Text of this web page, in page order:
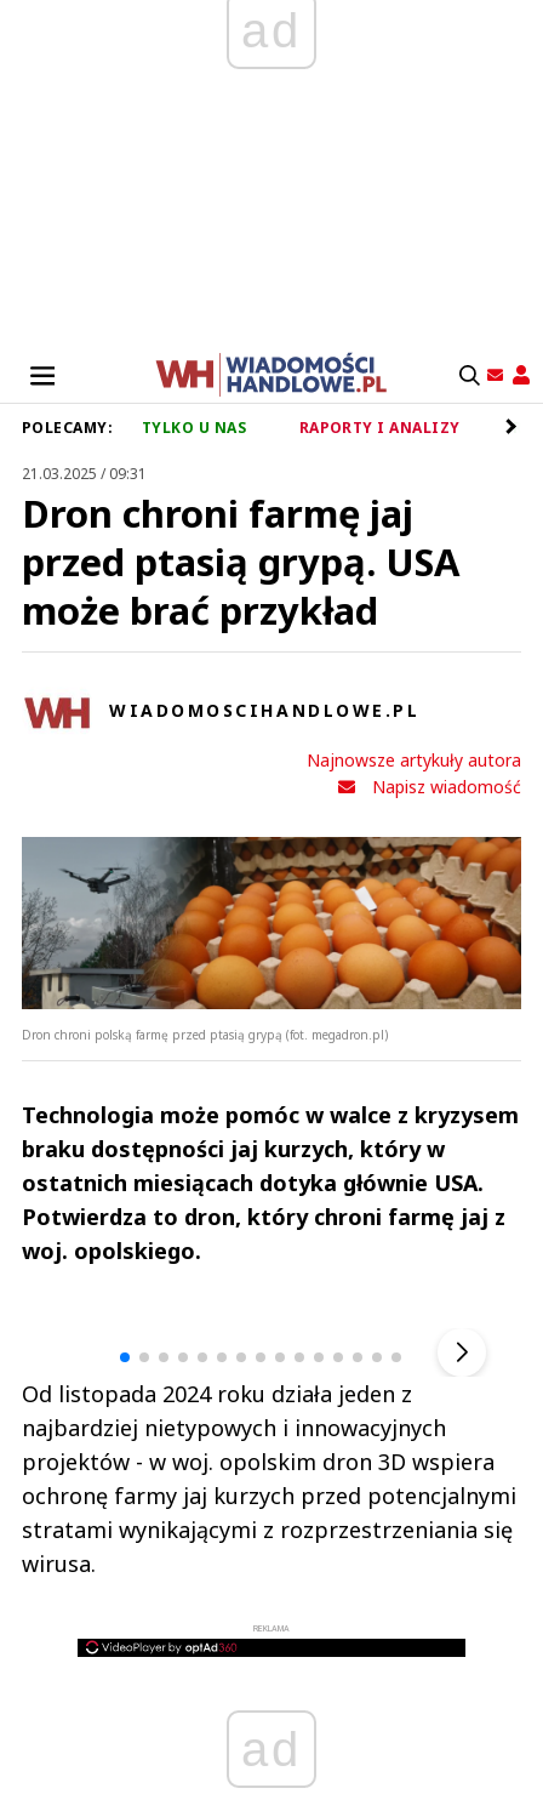
ad
POLECAMY: TYLKO U NAS RAPORTY I ANALIZY
21.03.2025 / 09:31
Dron chroni farmę jaj
przed ptasią grypą. USA
może brać przykład
WIADOMOSCIHANDLOWE.PL
Najnowsze artykuły autora
Napisz wiadomość
Dron chroni polską farmę przed ptasią grypą (fot. megadron.pl)
Technologia może pomóc w walce z kryzysem
braku dostępności jaj kurzych, który w
ostatnich miesiącach dotyka głównie USA.
Potwierdza to dron, który chroni farmę jaj z
woj. opolskiego.
Od listopada 2024 roku działa jeden z
najbardziej nietypowych i innowacyjnych
projektów - w woj. opolskim dron 3D wspiera
ochronę farmy jaj kurzych przed potencjalnymi
stratami wynikającymi z rozprzestrzeniania się
wirusa.
REKLAMA
ad